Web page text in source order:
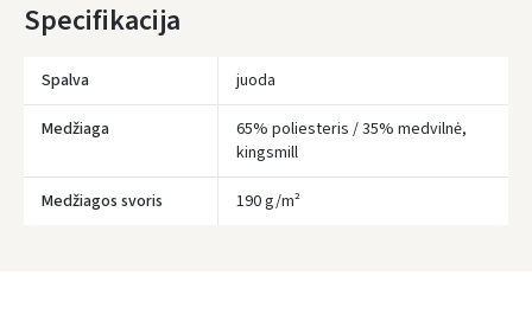
Specifikacija
Spalva juoda
Medžiaga
65% poliesteris / 35% medvilnė,
kingsmill
Medžiagos svoris 190 g/m²